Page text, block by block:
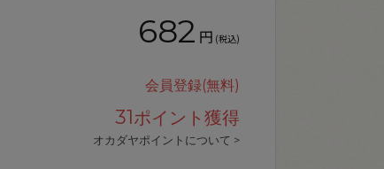
682 円 (税込)
会員登録(無料)
31ポイント獲得
オカダヤポイントについて >